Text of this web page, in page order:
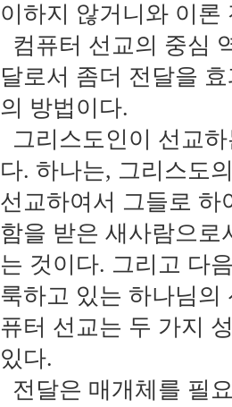
이하지 않거니와 이론
컴퓨터 선교의 중심
달로서 좀더 전달을
의 방법이다.
그리스도인이 선교
다. 하나는, 그리스도
선교하여서 그들로 하
함을 받은 새사람으로
는 것이다. 그리고 다
룩하고 있는 하나님의
퓨터 선교는 두 가지
있다.
전달은 매개체를 필